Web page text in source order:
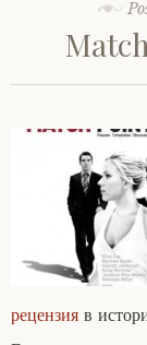
рецензия в